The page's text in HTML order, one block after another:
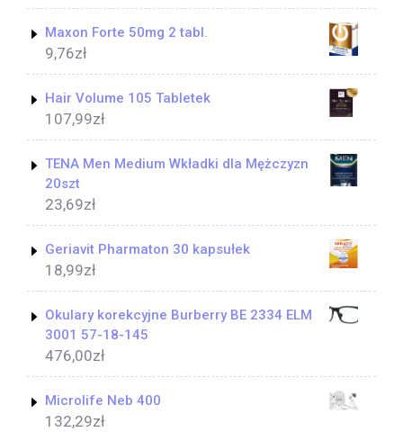
Maxon Forte 50mg 2 tabl.
9,76zł
Hair Volume 105 Tabletek
107,99zł
TENA Men Medium Wkładki dla Mężczyzn
20szt
23,69zł
Geriavit Pharmaton 30 kapsułek
18,99zł
Okulary korekcyjne Burberry BE 2334 ELM
3001 57-18-145
476,00zł
Microlife Neb 400
132,29zł